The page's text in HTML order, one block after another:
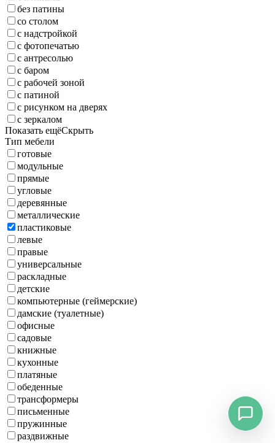
без патины
со столом
с надстройкой
с фотопечатью
с антресолью
с баром
с рабочей зоной
с патиной
с рисунком на дверях
с зеркалом
Показать ещёСкрыть
Тип мебели
готовые
модульные
прямые
угловые
деревянные
металлические
пластиковые
левые
правые
универсальные
раскладные
детские
компьютерные (геймерские)
дамские (туалетные)
офисные
садовые
книжные
кухонные
платяные
обеденные
трансформеры
письменные
пружинные
раздвижные